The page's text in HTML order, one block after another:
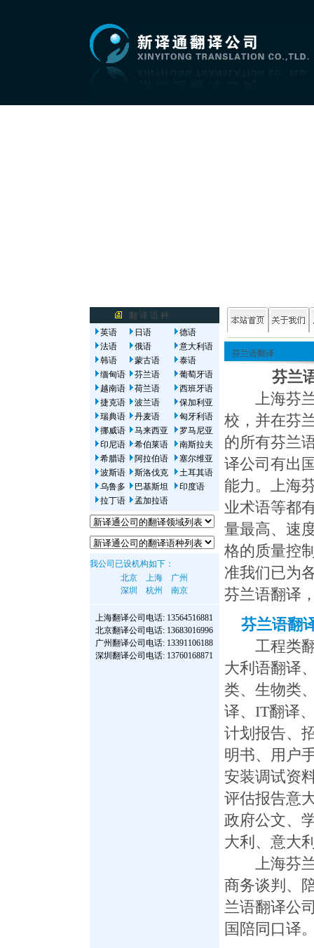
翻 译 语 种
英语
日语
德语
法语
俄语
意大利语
韩语
蒙古语
泰语
缅甸语
芬兰语
葡萄牙语
越南语
荷兰语
西班牙语
捷克语
波兰语
保加利亚
瑞典语
丹麦语
匈牙利语
挪威语
马来西亚
罗马尼亚
印尼语
希伯莱语
南斯拉夫
希腊语
阿拉伯语
塞尔维亚
波斯语
斯洛伐克
土耳其语
乌鲁多
巴基斯坦
印度语
拉丁语
孟加拉语
我公司已设机构如下：
北京
上海
广州
深圳
杭州 南京
上海翻译公司 电话: 13564516881
北京翻译公司 电话: 13683016996
广州翻译公司 电话: 13391106188
深圳翻译公司 电话: 13760168871
芬兰语翻译
芬兰语
上海芬兰
校，并在芬
的所有芬兰
译公司有出
能力。上海
业术语等都
量最高、速
格的质量控
准我们已为
芬兰语翻译
芬兰语翻
工程类翻
大利语翻译
类、生物类
译、IT翻译
计划报告、
明书、用户
安装调试资
评估报告意
政府公文、
大利、意大
上海芬兰
商务谈判、
兰语翻译公
国陪同口译